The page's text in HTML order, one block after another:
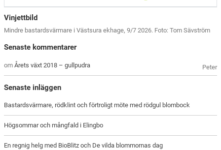
Vinjettbild
Mindre bastardsvärmare i Västsura ekhage, 9/7 2026. Foto: Tom Sävström
Senaste kommentarer
Peter
omÅrets växt 2018 – gullpudra
Senaste inläggen
Bastardsvärmare, rödklint och förtroligt möte med rödgul blombock
Högsommar och mångfald i Elingbo
En regnig helg med BioBlitz och De vilda blommornas dag